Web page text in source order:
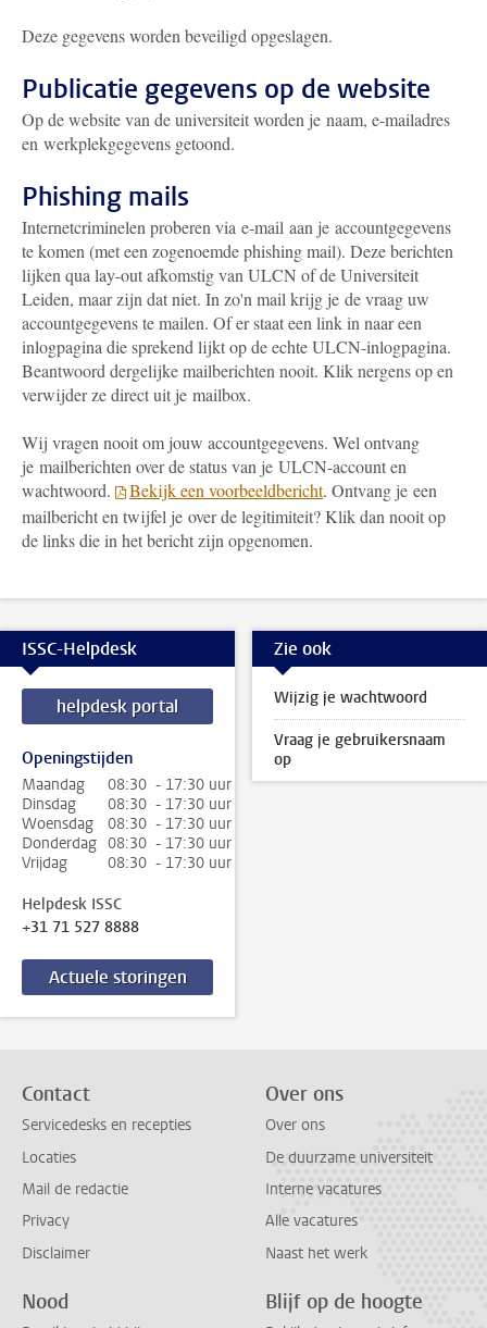
Deze gegevens worden beveiligd opgeslagen.
Publicatie gegevens op de website
Op de website van de universiteit worden je naam, e-mailadres
en werkplekgegevens getoond.
Phishing mails
Internetcriminelen proberen via e-mail aan je accountgegevens
te komen (met een zogenoemde phishing mail). Deze berichten
lijken qua lay-out afkomstig van ULCN of de Universiteit
Leiden, maar zijn dat niet. In zo'n mail krijg je de vraag uw
accountgegevens te mailen. Of er staat een link in naar een
inlogpagina die sprekend lijkt op de echte ULCN-inlogpagina.
Beantwoord dergelijke mailberichten nooit. Klik nergens op en
verwijder ze direct uit je mailbox.
Wij vragen nooit om jouw accountgegevens. Wel ontvang
je mailberichten over de status van je ULCN-account en
wachtwoord.
Bekijk een voorbeeldbericht. Ontvang je een
mailbericht en twijfel je over de legitimiteit? Klik dan nooit op
de links die in het bericht zijn opgenomen.
ISSC-Helpdesk
helpdesk portal
Openingstijden
Maandag
08:30 - 17:30 uur
Dinsdag
08:30 - 17:30 uur
Woensdag
08:30 - 17:30 uur
Donderdag 08:30 - 17:30 uur
Vrijdag
08:30 - 17:30 uur
Helpdesk ISSC
+31 71 527 8888
Actuele storingen
Zie ook
Wijzig je wachtwoord
Vraag je gebruikersnaam
op
Contact
Servicedesks en recepties
Locaties
Mail de redactie
Privacy
Disclaimer
Over ons
Over ons
De duurzame universiteit
Interne vacatures
Alle vacatures
Naast het werk
Nood Blijf op de hoogte